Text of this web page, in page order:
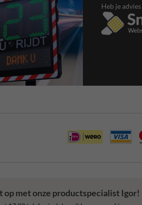
Heb je
op met onze productspecialist Igor!